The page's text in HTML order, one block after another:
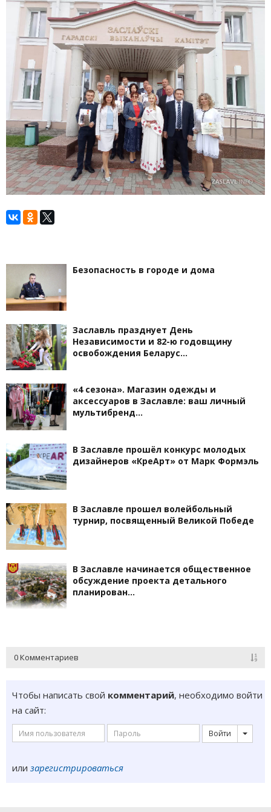
Безопасность в городе и дома
Заславль празднует День
Независимости и 82-ю годовщину
освобождения Беларус…
«4 сезона». Магазин одежды и
аксессуаров в Заславле: ваш личный
мультибренд…
В Заславле прошёл конкурс молодых
дизайнеров «КреАрт» от Марк Формэль
В Заславле прошел волейбольный
турнир, посвященный Великой Победе
В Заславле начинается общественное
обсуждение проекта детального
планирован…
0 Комментариев
Чтобы написать свой комментарий, необходимо войти
на сайт:
Войти
или зарегистрироваться